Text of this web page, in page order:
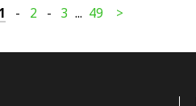
1 - 2 - 3 ... 49 >